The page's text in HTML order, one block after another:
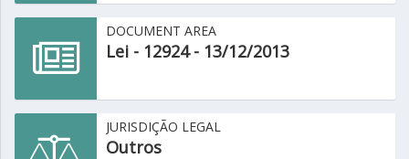
DOCUMENT AREA
Lei - 12924 - 13/12/2013
JURISDIÇÃO LEGAL
Outros